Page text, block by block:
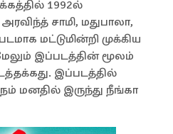
1992ல்
சாமி, மதுபாலா,
மட்டுமின்றி முக்கிய
இப்படத்தின் மூலம்
இப்படத்தில்
மனதில் இருந்து நீங்கா